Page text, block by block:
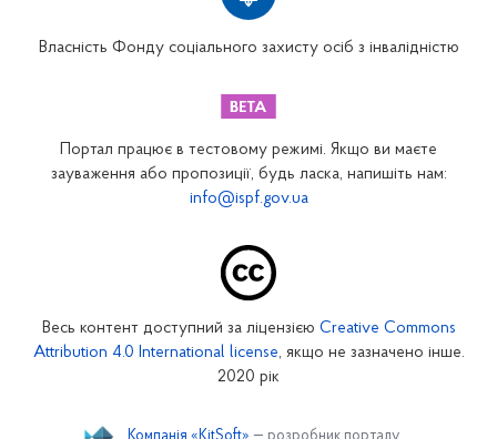
Закарпатське відділення
Запорізьке відділення
Кіровоградське відділення
Власність Фонду соціального захисту осіб з інвалідністю
Портал працює в тестовому режимі. Якщо ви маєте
зауваження або пропозиції, будь ласка, напишіть нам:
info@ispf.gov.ua
Весь контент доступний за ліцензією Creative Commons
Attribution 4.0 International license, якщо не зазначено інше.
2020 рік